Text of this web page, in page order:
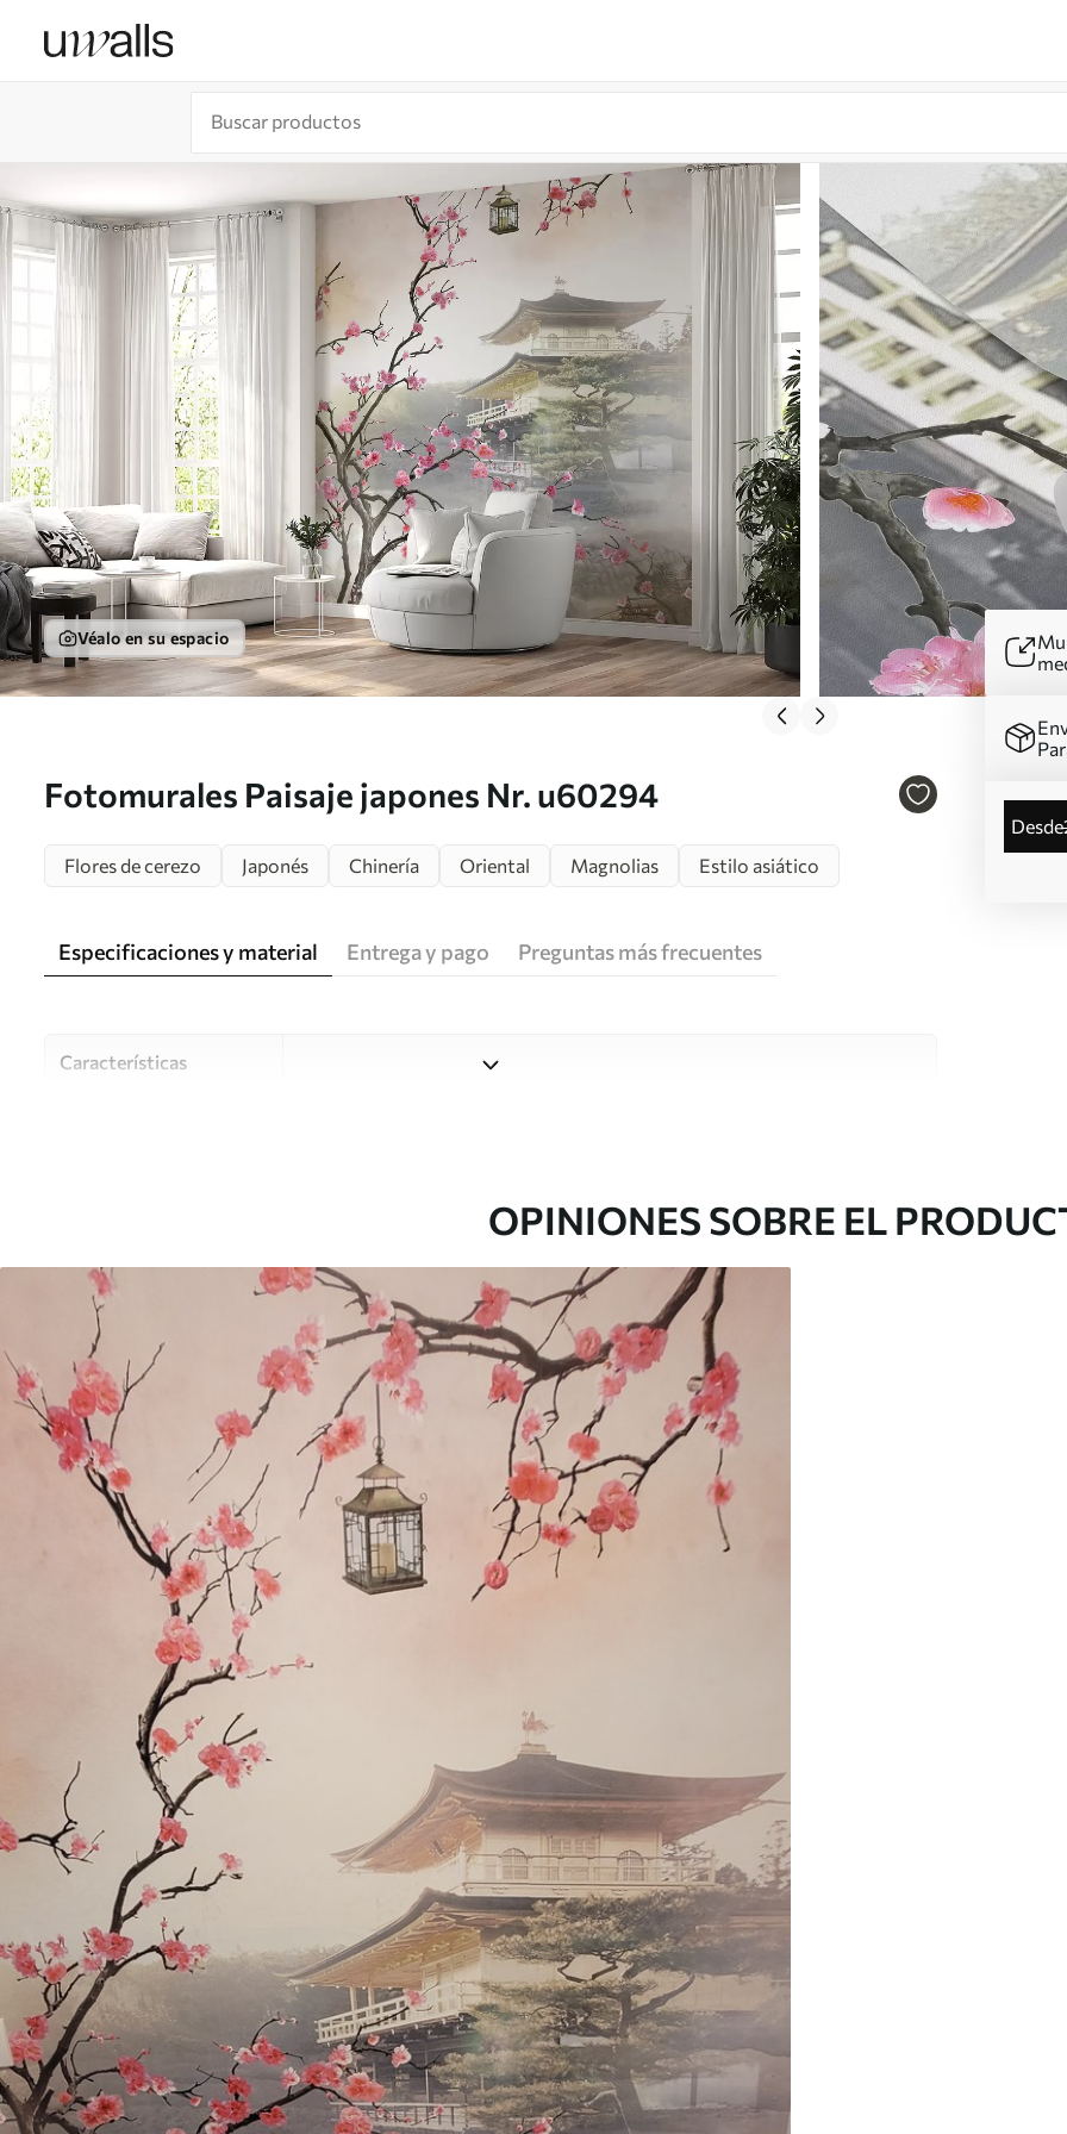
Véalo en su espacio
Fotomurales Paisaje japones Nr. u60294
desde
Flores de cerezo
Japonés Chinería Oriental Magnolias Estilo asiático
Especificaciones y material Entrega y pago Preguntas más frecuentes
Características
Estudio de diseño Uwalls
Número de artículo u60294
Producción Impreso bajo pedido y entregado en rollos de hasta 50 cm de ancho.
Adicionalmente Disponible con recubrimiento de barniz y/o adhesivo para empapelar.
Limpieza
Se puede limpiar suavemente con una esponja suave. Los murales de pared
con recubrimiento de barniz pueden limpiarse con agua.
Método de aplicación
Hasta 360 cm de altura: aplicación sin juntas.
Más de 360 cm de altura: aplicación con solapamiento.
Materiales disponibles
Estándar
.00172500.00₲/m² .00₲/m²
OPINIONES SOBRE EL